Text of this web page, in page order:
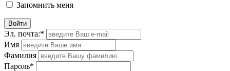
Запомнить меня
Войти
Эл. почта:*
Имя
Фамилия
Пароль*